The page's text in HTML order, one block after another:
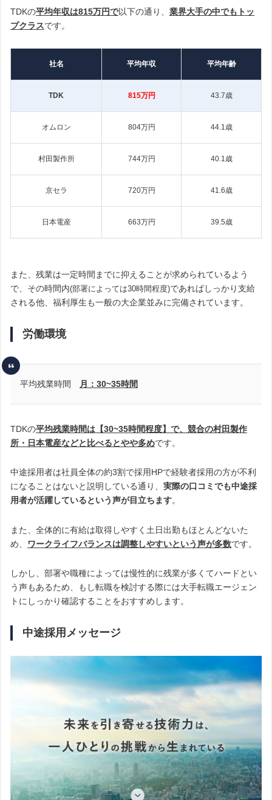
TDKの平均年収は815万円で以下の通り、 業界大手の中でもトッ
プクラスです。
社名 平均年収 平均年齢
TDK 815万円 43.7歳
オムロン 804万円 44.1歳
村田製作所 744万円 40.1歳
京セラ 720万円 41.6歳
日本電産 663万円 39.5歳
また、残業は一定時間までに抑えることが求められているよう
で、その時間内(部署によっては30時間程度)であればしっかり支給
される他、福利厚生も一般の大企業並みに完備されています。
労働環境
平均残業時間 月：30~35時間
TDKの平均残業時間は【30~35時間程度】で、 競合の村田製作
所・日本電産などと比べるとやや多めです。
中途採用者は社員全体の約3割で採用HPで経験者採用の方が不利
になることはないと説明している通り、 実際の口コミでも中途採
用者が活躍しているという声が目立ちます。
また、全体的に有給は取得しやすく土日出勤もほとんどないた
め、
ワークライフバランスは調整しやすいという声が多数です。
しかし、部署や職種によっては慢性的に残業が多くてハードとい
う声もあるため 、もし転職を検討する際には大手転職エージェン
トにしっかり確認することをおすすめします。
中途採用メッセージ